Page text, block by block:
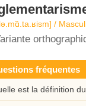
/
fréquentes
est la définition